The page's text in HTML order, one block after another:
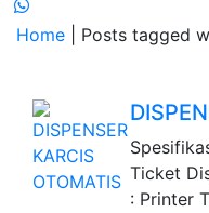
Home | Posts tagged
Ticket
: Printer